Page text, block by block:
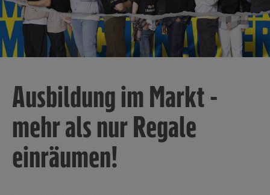
Ausbildung im Markt -
mehr als nur Regale
einräumen!